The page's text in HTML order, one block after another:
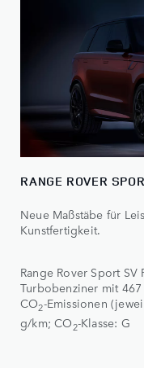
RANGE ROVER
Neue Maßstäbe für
Kunstfertigkeit.
Range Rover Sport
Turbobenziner mit
CO2-Emissionen
g/km; CO2-Klasse: G